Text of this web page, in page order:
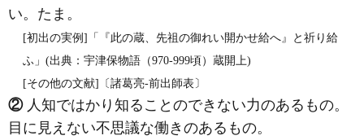
い。たま。
[初出の実例]「『此の蔵、先祖の御れい開かせ給へ』と祈り給
ふ」(出典：宇津保物語（970‐999頃）蔵開上)
[その他の文献]〔諸葛亮‐前出師表〕
②人知ではかり知ることのできない力のあるもの。
目に見えない不思議な働きのあるもの。